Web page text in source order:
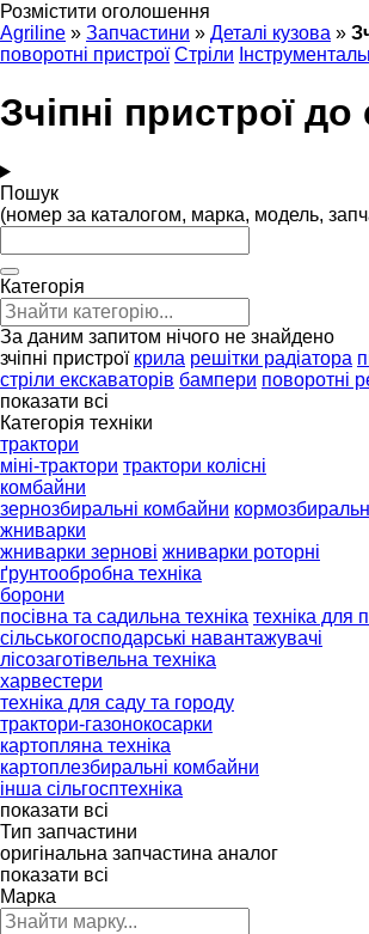
Розмістити оголошення
Agriline » Запчастини » Деталі кузова »
поворотні пристрої Стріли
Зчіпні пристрої до
Пошук
(номер за каталогом, марка, модель,
Категорія
За даним запитом нічого не знайдено
зчіпні пристрої крила решітки радіатора
стріли екскаваторів бампери поворотні
показати всі
Категорія техніки
трактори
міні-трактори трактори колісні
комбайни
зернозбиральні комбайни
жниварки
жниварки зернові жниварки роторні
ґрунтообробна техніка
борони
посівна та садильна техніка техніка для
сільськогосподарські навантажувачі
лісозаготівельна техніка
харвестери
техніка для саду та городу
трактори-газонокосарки
картопляна техніка
картоплезбиральні комбайни
інша сільгосптехніка
показати всі
Тип запчастини
оригінальна запчастина аналог
показати всі
Марка